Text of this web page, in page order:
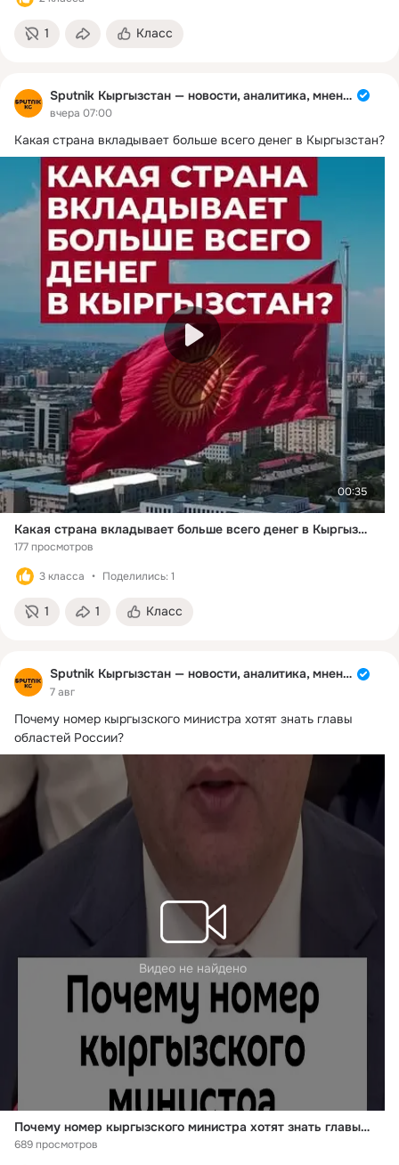
1 Класс
Sputnik Кыргызстан — новости, аналитика, мнения
вчера 07:00
Какая страна вкладывает больше всего денег в Кыргызстан?
00:35
Какая страна вкладывает больше всего денег в Кыргызстан?
177 просмотров
3 класса Поделились: 1
1 1 Класс
Sputnik Кыргызстан — новости, аналитика, мнения
7 авг
Почему номер кыргызского министра хотят знать главы
областей России?
Видео не найдено
Почему номер кыргызского министра хотят знать главы областей России?
689 просмотров